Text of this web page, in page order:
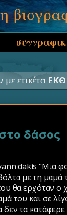
ετικέτα
δάσος
"Μια
με τη
θα ερχόταν
του και σε
τα